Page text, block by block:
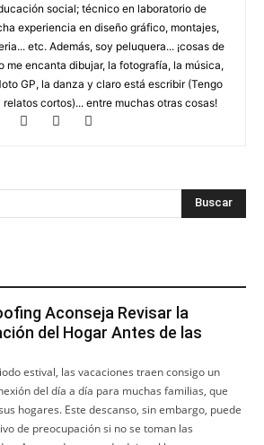
social; técnico en laboratorio de
experiencia en diseño gráfico, montajes,
etc. Además, soy peluquera... ¡cosas de
me encanta dibujar, la fotografía, la música,
GP, la danza y claro está escribir (Tengo
cortos)... entre muchas otras cosas!
Aconseja Revisar la
del Hogar Antes de las
estival, las vacaciones traen consigo un
del día a día para muchas familias, que
hogares. Este descanso, sin embargo, puede
de preocupación si no se toman las